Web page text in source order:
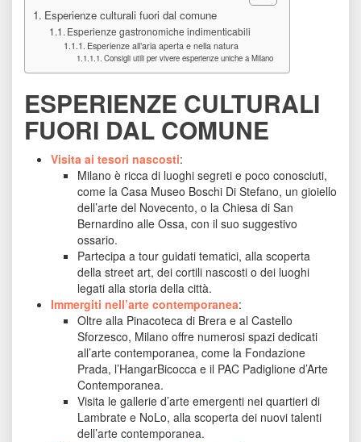
Esperienze culturali fuori dal comune
Esperienze gastronomiche indimenticabili
Esperienze all’aria aperta e nella natura
Consigli utili per vivere esperienze uniche a Milano
ESPERIENZE CULTURALI
FUORI DAL COMUNE
Visita ai tesori nascosti:
Milano è ricca di luoghi segreti e poco conosciuti,
come la Casa Museo Boschi Di Stefano, un gioiello
dell’arte del Novecento, o la Chiesa di San
Bernardino alle Ossa, con il suo suggestivo
ossario.
Partecipa a tour guidati tematici, alla scoperta
della street art, dei cortili nascosti o dei luoghi
legati alla storia della città.
Immergiti nell’arte contemporanea:
Oltre alla Pinacoteca di Brera e al Castello
Sforzesco, Milano offre numerosi spazi dedicati
all’arte contemporanea, come la Fondazione
Prada, l’HangarBicocca e il PAC Padiglione d’Arte
Contemporanea.
Visita le gallerie d’arte emergenti nei quartieri di
Lambrate e NoLo, alla scoperta dei nuovi talenti
dell’arte contemporanea.